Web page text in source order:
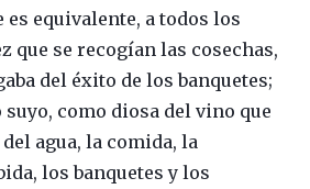
es equivalente, a todos los
que se recogían las cosechas,
del éxito de los banquetes;
como diosa del vino que
agua, la comida, la
los banquetes y los